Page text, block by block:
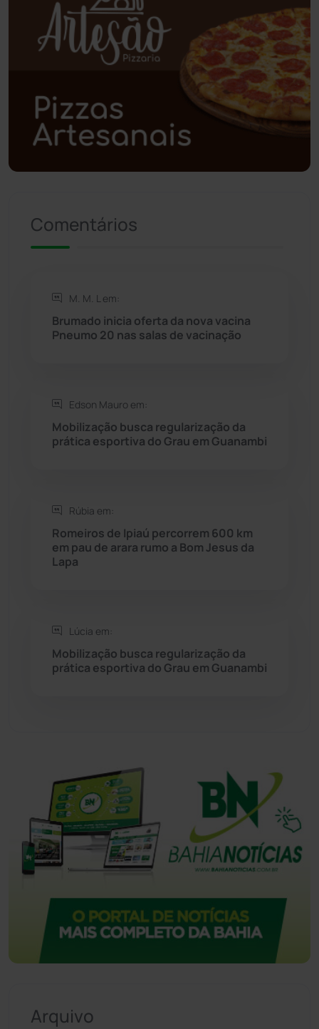
Polícia Civil (58)
(27)
Política (03)
Rio de Contas
Rio do Pires
Sebastião Laranjeiras
Sudoeste Baiano
Tanhaçu (426)
Tecnologia
Urandi (157)
Comentários
M. M. L em:
Brumado inicia oferta da nova vacina
Pneumo 20 nas salas de vacinação
Edson Mauro em:
Mobilização busca regularização da
prática esportiva do Grau em Guanambi
Rúbia em:
Romeiros de Ipiaú percorrem 600 km
em pau de arara rumo a Bom Jesus da
Lapa
Lúcia em:
Mobilização busca regularização da
prática esportiva do Grau em Guanambi
Arquivo